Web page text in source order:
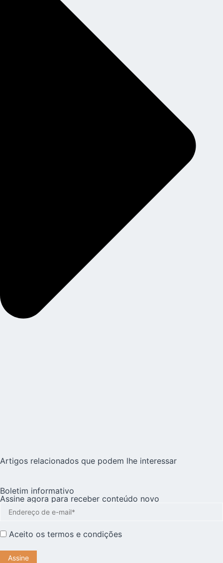
Artigos relacionados que podem lhe interessar
Boletim informativo
Assine agora para receber conteúdo novo
Aceito os termos e condições